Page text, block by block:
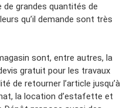
de grandes quantités de
qu’il demande sont très
sont, entre autres, la
gratuit pour les travaux
de retourner l’article jusqu’à
la location d’estafette et